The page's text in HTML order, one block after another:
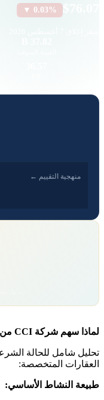
▼ 0.03%
منهجية التقييم ←
لماذا سهم شركة CCI من الناحية الشرعية مختلط؟
العقارات المتخصصة:
طبيعة النشاط الأساسي: